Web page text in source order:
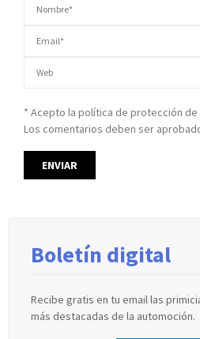
* Acepto la política de protección de
Los comentarios deben ser
Boletín digital
Recibe gratis en tu email las
más destacadas de la automoción.